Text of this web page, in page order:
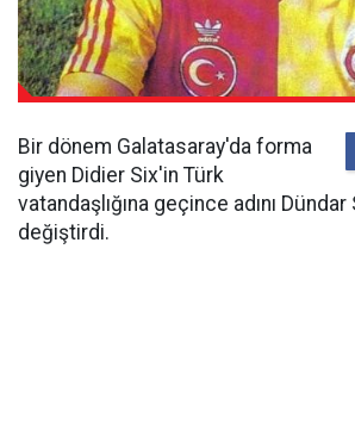
Bir dönem Galatasaray'da forma
giyen Didier Six'in Türk
vatandaşlığına geçince adını
değiştirdi.